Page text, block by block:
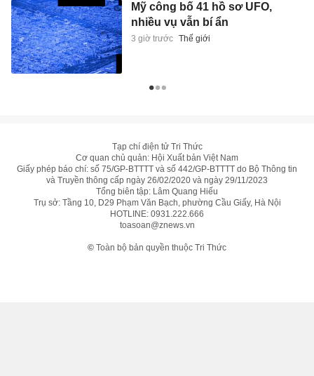
Mỹ công bố 41 hồ sơ UFO,
nhiều vụ vẫn bí ẩn
3 giờ trước Thế giới
Tạp chí điện tử Tri Thức
Cơ quan chủ quản: Hội Xuất bản Việt Nam
Giấy phép báo chí: số 75/GP-BTTTT và số 442/GP-BTTTT do Bộ Thông tin
và Truyền thông cấp ngày 26/02/2020 và ngày 29/11/2023
Tổng biên tập: Lâm Quang Hiếu
Trụ sở: Tầng 10, D29 Phạm Văn Bạch, phường Cầu Giấy, Hà Nội
HOTLINE: 0931.222.666
toasoan@znews.vn
© Toàn bộ bản quyền thuộc Tri Thức